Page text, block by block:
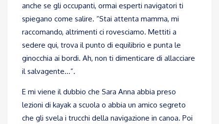
anche se gli occupanti, ormai esperti navigatori ti
spiegano come salire. “Stai attenta mamma, mi
raccomando, altrimenti ci rovesciamo. Mettiti a
sedere qui, trova il punto di equilibrio e punta le
ginocchia ai bordi. Ah, non ti dimenticare di allacciare
il salvagente…”.
E mi viene il dubbio che Sara Anna abbia preso
lezioni di kayak a scuola o abbia un amico segreto
che gli svela i trucchi della navigazione in canoa. Poi